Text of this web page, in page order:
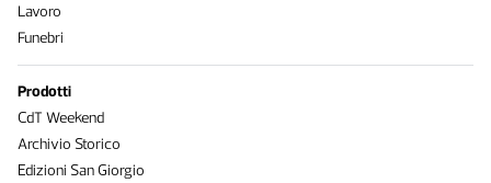
Lavoro
Funebri
Prodotti
CdT Weekend
Archivio Storico
Edizioni San Giorgio